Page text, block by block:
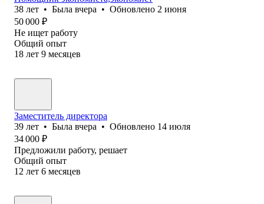
38 лет • Была вчера • Обновлено 2 июня
50 000 ₽
Не ищет работу
Общий опыт
18 лет 9 месяцев
Заместитель директора
39 лет • Была вчера • Обновлено 14 июля
34 000 ₽
Предложили работу, решает
Общий опыт
12 лет 6 месяцев